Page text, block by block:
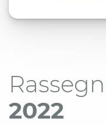
2022